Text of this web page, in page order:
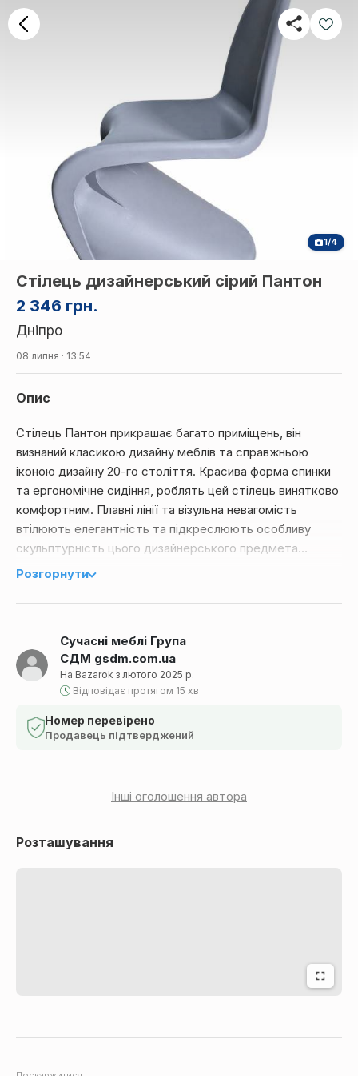
1/4
2 346 грн.
Стілець дизайнерський сірий Пантон
Дніпро
08 липня · 13:54
Сучасні меблі Група
СДМ gsdm.com.ua
На Bazarok з лютого 2025 р.
Відповідає протягом 15 хв
Номер перевірено
Продавець підтверджений
Інші оголошення автора
Опис
Стілець Пантон прикрашає багато приміщень, він
визнаний класикою дизайну меблів та справжньою
іконою дизайну 20-го століття. Красива форма спинки
та ергономічне сидіння, роблять цей стілець винятково
комфортним. Плавні лінії та візульна невагомість
втілюють елегантність та підкреслюють особливу
скульптурність цього дизайнерського предмета
інтер'єру. Стілець призначений для використання як
догляді та компактний при зберіганні – стільці просто
стілець підійде для кафе або ресторану, а також дуже
зручний для використання в офісі чи квартирі. Розмір:
ширина сидіння 45 см, глибина сидіння 42 см, висота від
підлоги до верху спинки 84 см, висота посадки 42 см,
висота спинки 44 см. В коробці 4 од.
меблі, мінімалізм, стілець Panton, інтер'єрний стілець,
сірий стілець, стиль модерн
Розгорнути
Розташування